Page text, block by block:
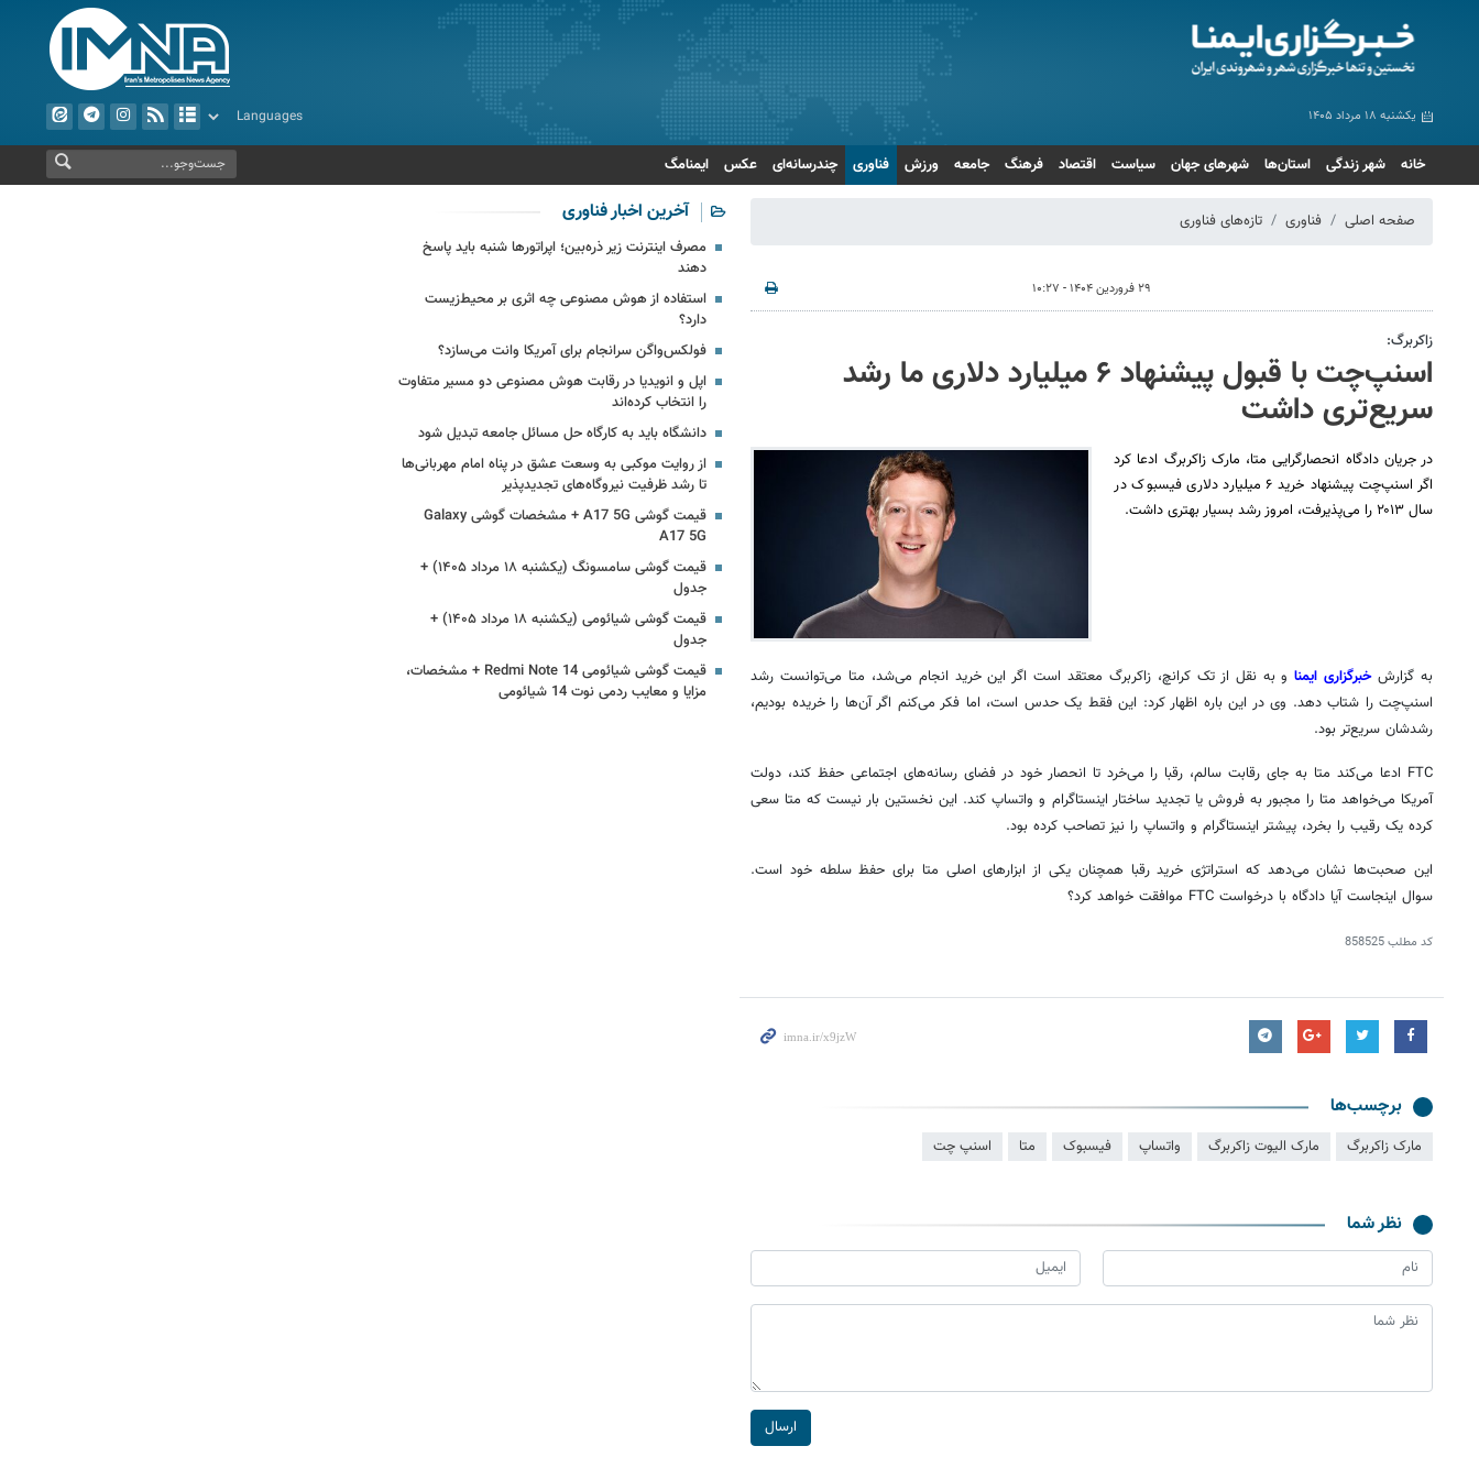
یکشنبه ۱۸ مرداد ۱۴۰۵
خانه شهر زندگی استان‌ها شهرهای جهان سیاست اقتصاد فرهنگ جامعه ورزش فناوری چندرسانه‌ای عکس ایمنامگ
صفحه اصلی فناوری تازه‌های فناوری
۲۹ فروردین ۱۴۰۴ - ۱۰:۲۷
زاکربرگ:
اسنپ‌چت با قبول پیشنهاد ۶ میلیارد دلاری ما رشد
سریع‌تری داشت
در جریان دادگاه انحصارگرایی متا، مارک زاکربرگ ادعا کرد
اگر اسنپ‌چت پیشنهاد خرید ۶ میلیارد دلاری فیسبوک در
سال ۲۰۱۳ را می‌پذیرفت، امروز رشد بسیار بهتری داشت.
به گزارشخبرگزاری ایمناو به نقل از تککرانچ، زاکربرگ معتقد است اگر این خرید انجام می‌شد، متا می‌توانست رشد
اسنپ‌چت را شتاب دهد. وی در این باره اظهار کرد: این فقط یک حدس است، اما فکر می‌کنم اگر آن‌ها را خریده بودیم،
رشدشان سریع‌تر بود.
FTC ادعا می‌کند
متا به جای رقابت سالم، رقبا را می‌خرد تا انحصار خود در فضای رسانه‌های اجتماعی حفظ کند، دولت
آمریکا می‌خواهد متا را مجبور به فروش یا تجدید ساختار اینستاگرام و واتساپکند. این نخستین بار نیست که متا سعی
کرده یک رقیب را بخرد، پیشتر اینستاگرام و واتساپ را نیز تصاحب کرده بود.
این صحبت‌ها نشان می‌دهد که استراتژی خرید رقبا همچنان یکی از ابزارهای اصلی متا برای حفظ سلطه خود است.
سوال اینجاست آیا دادگاه با درخواست FTC موافقت خواهد کرد؟
کد مطلب858525
برچسب‌ها
مارک زاکربرگ مارک الیوت زاکربرگ واتساپ فیسبوک متا اسنپ چت
نظر شما
ارسال
آخرین اخبار فناوری
مصرف اینترنت زیر ذره‌بین؛ اپراتورها شنبه باید پاسخ
دهند
استفاده از هوش مصنوعی چه اثری بر محیط‌زیست
دارد؟
فولکس‌واگن سرانجام برای آمریکا وانت می‌سازد؟
اپل و انویدیا در رقابت هوش مصنوعی دو مسیر متفاوت
را انتخاب کرده‌اند
دانشگاه باید به کارگاه حل مسائل جامعه تبدیل شود
از روایت موکبی به وسعت عشق در پناه امام مهربانی‌ها
تا رشد ظرفیت نیروگاه‌های تجدیدپذیر
قیمت گوشی A17 5G + مشخصات گوشی Galaxy
A17 5G
قیمت گوشی سامسونگ (یکشنبه ۱۸ مرداد ۱۴۰۵) +
جدول
قیمت گوشی شیائومی (یکشنبه ۱۸ مرداد ۱۴۰۵) +
جدول
قیمت گوشی شیائومی Redmi Note 14 + مشخصات،
مزایا و معایب ردمی نوت 14 شیائومی